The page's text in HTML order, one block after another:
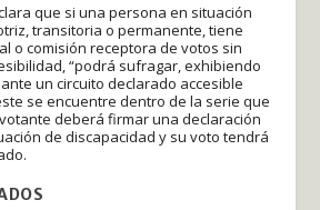
que si una persona en situación
transitoria o permanente, tiene
o comisión receptora de votos sin
“podrá sufragar, exhibiendo
un circuito declarado accesible
se encuentre dentro de la serie que
deberá firmar una declaración
de discapacidad y su voto tendrá